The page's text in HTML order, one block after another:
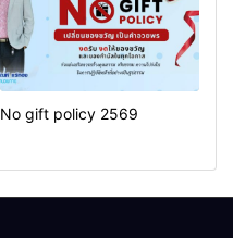
No gift policy 2569